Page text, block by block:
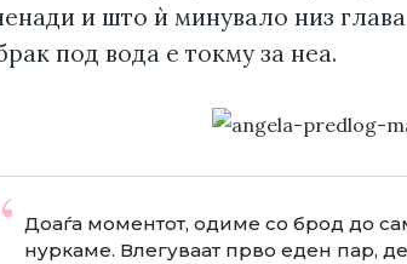
и што ѝ минувало низ
под вода е токму за неа.
Доаѓа моментот, одиме со брод до
нуркаме. Влегуваат прво еден пар,